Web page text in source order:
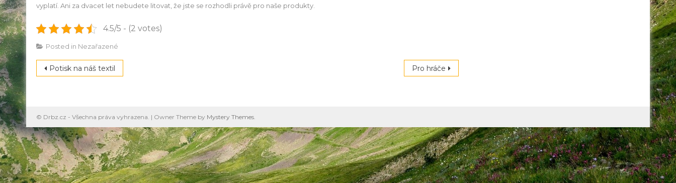
vyplatí. Ani za dvacet let nebudete litovat, že jste se rozhodli právě pro naše produkty.
4.5/5 - (2 votes)
Posted in Nezařazené
Navigace
Potisk na náš textil Pro hráče
© Drbz.cz - Všechna práva vyhrazena. | Owner Theme by Mystery Themes.